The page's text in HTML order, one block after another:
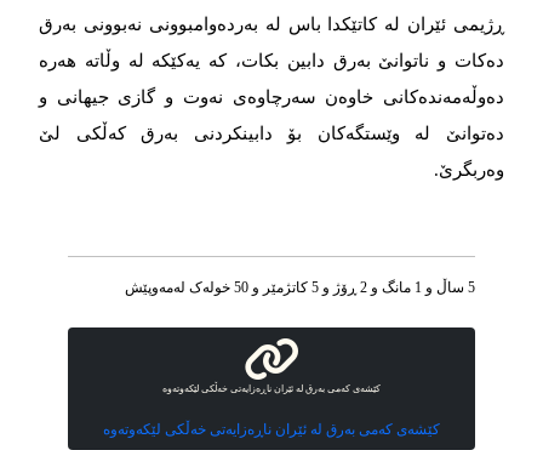
ڕژیمی ئێران لە کاتێکدا باس لە بەردەوامبوونی نەبوونی بەرق
دەکات و ناتوانێ بەرق دابین بکات، کە یەکێکە لە وڵاتە هەرە
دەوڵەمەندەکانی خاوەن سەرچاوەی نەوت و گازی جیهانی و
دەتوانێ لە وێستگەکان بۆ دابینکردنی بەرق کەڵکی لێ
وەربگرێ.
5 ساڵ و 1 مانگ و 2 ڕۆژ و 5 کاتژمێر و 50 خوله‌ک له‌مه‌وپێش‌
کێشەی کەمی بەرق لە ئێران ناڕەزایەتی خەڵکی لێکەوتەوە
کێشەی کەمی بەرق لە ئێران ناڕەزایەتی خەڵکی لێکەوتەوە